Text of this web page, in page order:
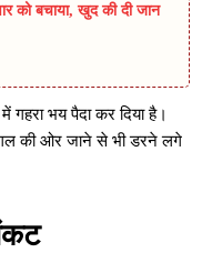
को बचाया, खुद की दी जान
गहरा भय पैदा कर दिया है।
की ओर जाने से भी डरने लगे